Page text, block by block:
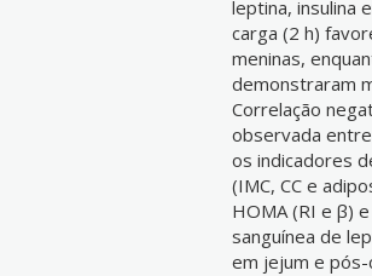
leptina, insulina
carga (2 h)
meninas,
demonstraram
Correlação
observada
os indicadores
(IMC, CC e
HOMA (RI e β)
sanguínea de
em jejum e pós-